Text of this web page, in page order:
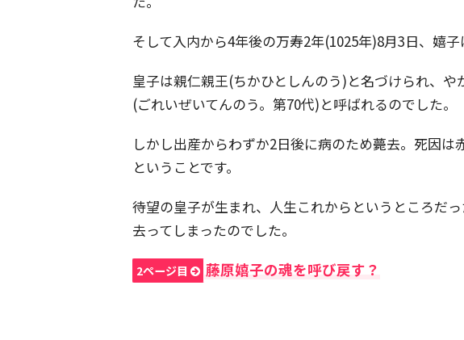
そして入内から4年後の万寿2年(1025年)8月3日、嬉子
皇子は親仁親王(ちかひとしんのう)と名づけられ、や
(ごれいぜいてんのう。第70代)と呼ばれるのでした。
しかし出産からわずか2日後に病のため薨去。死因
ということです。
待望の皇子が生まれ、人生これからというところだ
去ってしまったのでした。
2ページ目 藤原嬉子の魂を呼び戻す？